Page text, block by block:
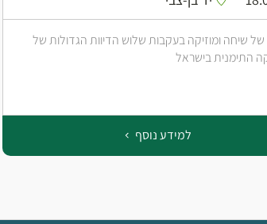
שיחה ומוזיקה בעקבות שלוש הדיוות הגדולות של
התימנית בישראל
למידע נוסף